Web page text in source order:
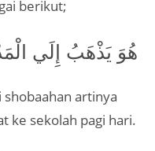
berikut;
هُوَ يَذْهَبُ إِلَي
artinya
ke sekolah pagi hari.